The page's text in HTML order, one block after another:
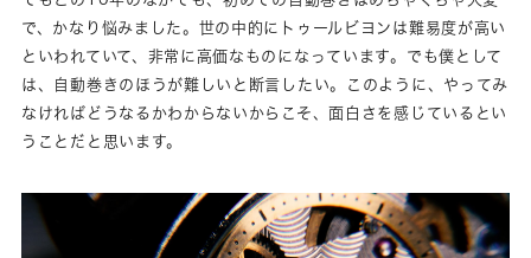
で、かなり悩みました。世の中的にトゥールビヨンは難易度が高い
といわれていて、非常に高価なものになっています。でも僕として
は、自動巻きのほうが難しいと断言したい。このように、やってみ
なければどうなるかわからないからこそ、面白さを感じているとい
うことだと思います。